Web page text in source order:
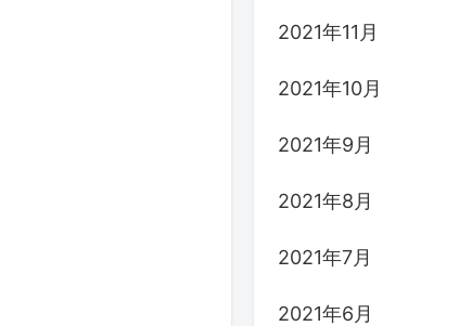
2021年11月
2021年10月
2021年9月
2021年8月
2021年7月
2021年6月